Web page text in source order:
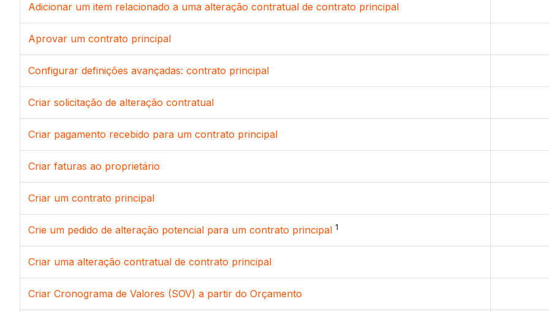
Adicionar um item relacionado a uma alteração contratual de contrato principal
Aprovar um contrato principal
Configurar definições avançadas: contrato principal
Criar solicitação de alteração contratual
Criar pagamento recebido para um contrato principal
Criar faturas ao proprietário
Criar um contrato principal
Crie um pedido de alteração potencial para um contrato principal 1
Criar uma alteração contratual de contrato principal
Criar Cronograma de Valores (SOV) a partir do Orçamento